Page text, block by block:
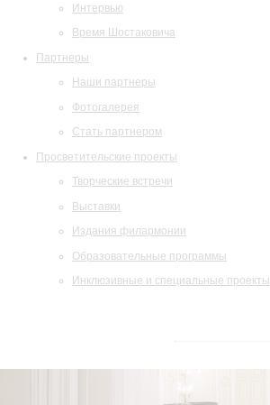
Интервью
Время Шостаковича
Партнеры
Наши партнеры
Фотогалерея
Стать партнером
Просветительские проекты
Творческие встречи
Выставки
Издания филармонии
Образовательные программы
Инклюзивные и специальные проекты